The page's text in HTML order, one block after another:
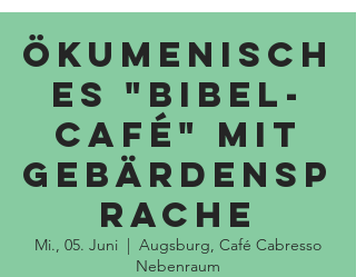
Ökumenisch
es "Bibel-
Café" mit
Gebärdensp
rache
Mi., 05. Juni
  |
Augsburg, Café Cabresso
Nebenraum